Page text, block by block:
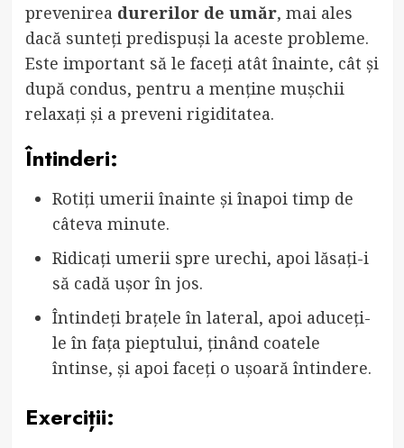
prevenirea durerilor de umăr, mai ales
dacă sunteți predispuși la aceste probleme.
Este important să le faceți atât înainte, cât și
după condus, pentru a menține mușchii
relaxați și a preveni rigiditatea.
Întinderi:
Rotiți umerii înainte și înapoi timp de
câteva minute.
Ridicați umerii spre urechi, apoi lăsați-i
să cadă ușor în jos.
Întindeți brațele în lateral, apoi aduceți-
le în fața pieptului, ținând coatele
întinse, și apoi faceți o ușoară întindere.
Exerciții: